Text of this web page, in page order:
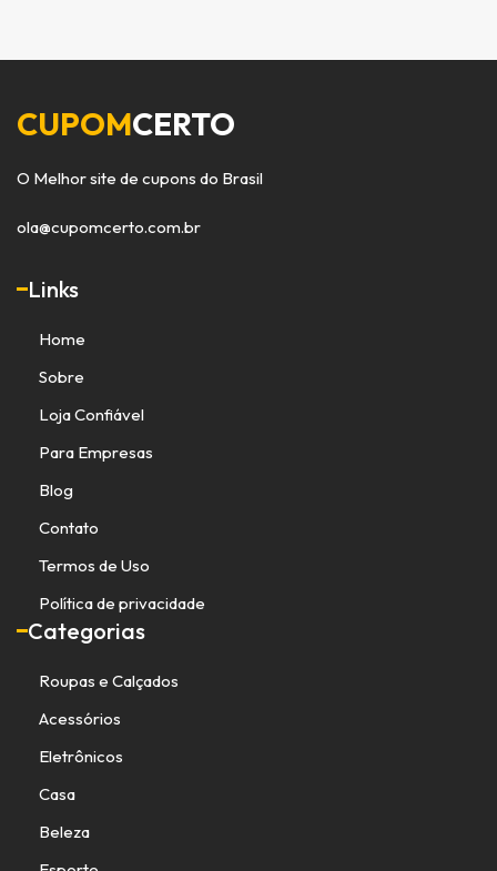
CUPOMCERTO
O Melhor site de cupons do Brasil
ola@cupomcerto.com.br
Links
Home
Sobre
Loja Confiável
Para Empresas
Blog
Contato
Termos de Uso
Política de privacidade
Categorias
Roupas e Calçados
Acessórios
Eletrônicos
Casa
Beleza